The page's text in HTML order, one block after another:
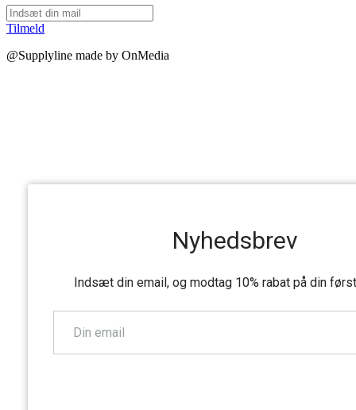
Tilmeld
@Supplyline made by OnMedia
Nyhedsbrev
Indsæt din email, og modtag 10% rabat på din